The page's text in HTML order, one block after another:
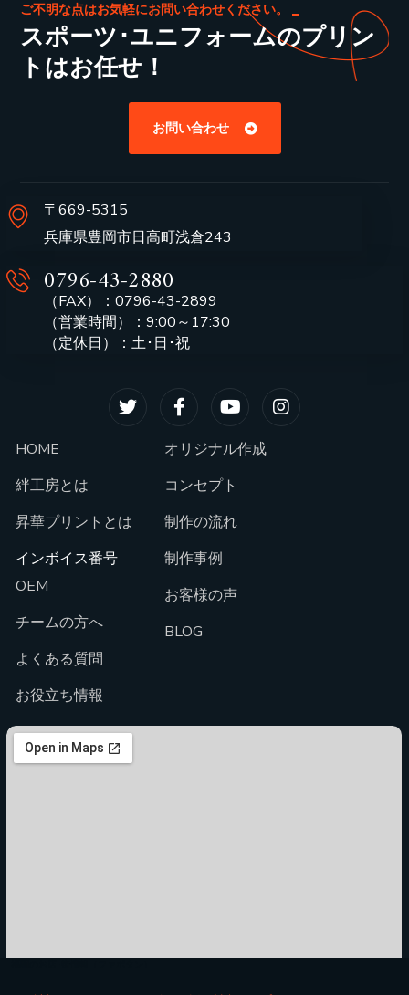
ご不明な点はお気軽にお問い合わせください。
スポーツ･ユニフォームのプリン
トはお任せ！
お問い合わせ
〒669-5315
兵庫県豊岡市日高町浅倉243
0796-43-2880
（FAX）：0796-43-2899
（営業時間）：9:00～17:30
（定休日）：土･日･祝
HOME
絆工房とは
昇華プリントとは
インボイス番号
OEM
チームの方へ
よくある質問
お役立ち情報
オリジナル作成
コンセプト
制作の流れ
制作事例
お客様の声
BLOG